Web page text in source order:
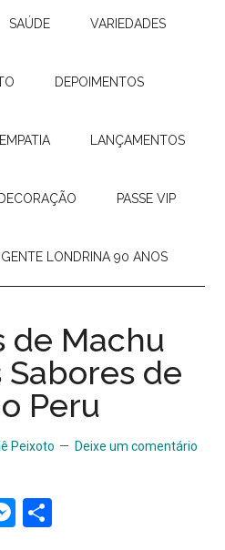
SAÚDE VARIEDADES
DEPOIMENTOS
LANÇAMENTOS
DECORAÇÃO PASSE VIP
LONDRINA 90 ANOS
de Machu
Sabores de
Peru
Peixoto Deixe um comentário
Messenger